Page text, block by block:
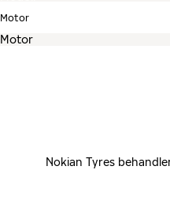
Motor
Nokian Tyres